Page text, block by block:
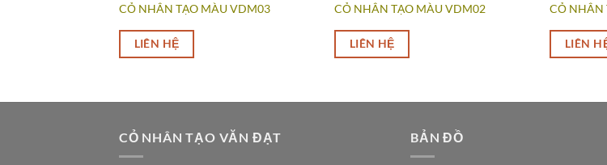
CỎ NHÂN TẠO MÀU VDM03
LIÊN HỆ
CỎ NHÂN TẠO MÀU VDM02
LIÊN HỆ
CỎ NHÂN
LIÊN
CỎ NHÂN TẠO VĂN ĐẠT BẢN ĐỒ